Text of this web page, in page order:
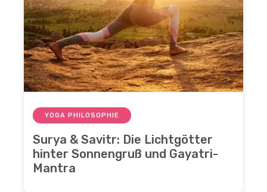
YOGA PHILOSOPHIE
Surya & Savitr: Die Lichtgötter
hinter Sonnengruß und Gayatri-
Mantra